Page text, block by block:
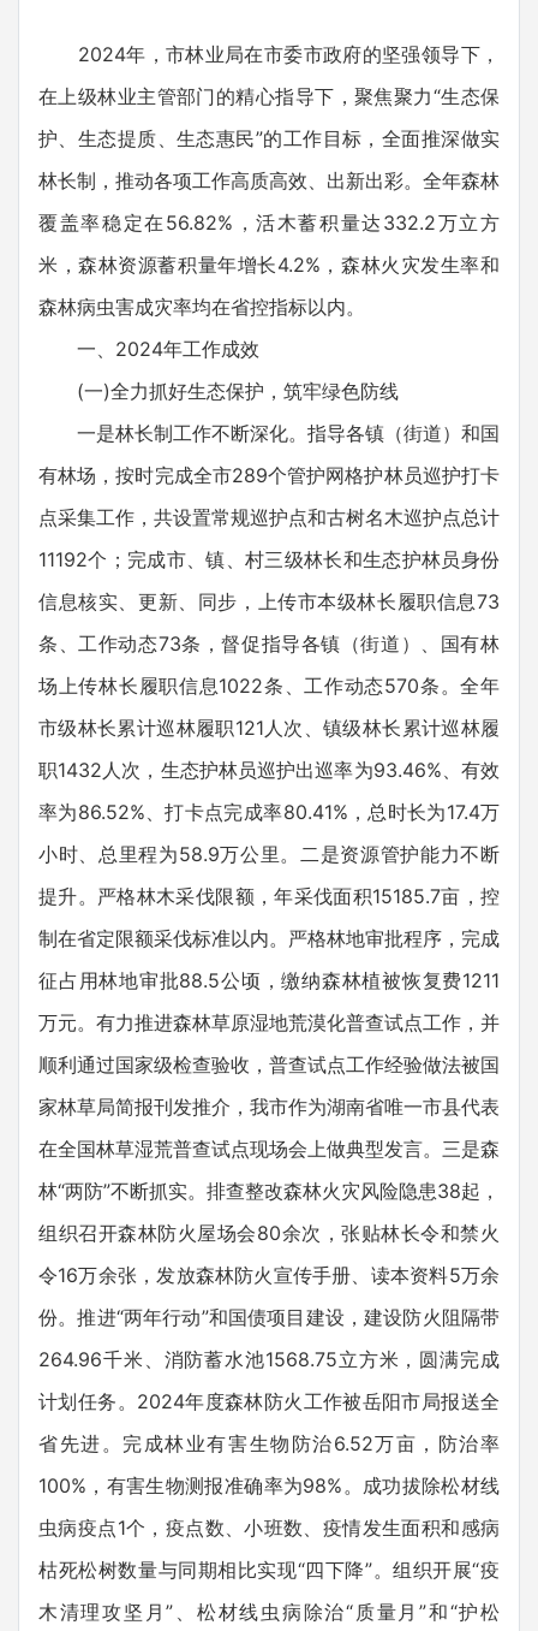
2024年，市林业局在市委市政府的坚强领导下，
在上级林业主管部门的精心指导下，聚焦聚力“生态保
护、生态提质、生态惠民”的工作目标，全面推深做实
林长制，推动各项工作高质高效、出新出彩。全年森林
覆盖率稳定在56.82%，活木蓄积量达332.2万立方
米，森林资源蓄积量年增长4.2%，森林火灾发生率和
森林病虫害成灾率均在省控指标以内。
一、2024年工作成效
(一)全力抓好生态保护，筑牢绿色防线
一是林长制工作不断深化。指导各镇（街道）和国
有林场，按时完成全市289个管护网格护林员巡护打卡
点采集工作，共设置常规巡护点和古树名木巡护点总计
11192个；完成市、镇、村三级林长和生态护林员身份
信息核实、更新、同步，上传市本级林长履职信息73
条、工作动态73条，督促指导各镇（街道）、国有林
场上传林长履职信息1022条、工作动态570条。全年
市级林长累计巡林履职121人次、镇级林长累计巡林履
职1432人次，生态护林员巡护出巡率为93.46%、有效
率为86.52%、打卡点完成率80.41%，总时长为17.4万
小时、总里程为58.9万公里。二是资源管护能力不断
提升。严格林木采伐限额，年采伐面积15185.7亩，控
制在省定限额采伐标准以内。严格林地审批程序，完成
征占用林地审批88.5公顷，缴纳森林植被恢复费1211
万元。有力推进森林草原湿地荒漠化普查试点工作，并
顺利通过国家级检查验收，普查试点工作经验做法被国
家林草局简报刊发推介，我市作为湖南省唯一市县代表
在全国林草湿荒普查试点现场会上做典型发言。三是森
林“两防”不断抓实。排查整改森林火灾风险隐患38起，
组织召开森林防火屋场会80余次，张贴林长令和禁火
令16万余张，发放森林防火宣传手册、读本资料5万余
份。推进“两年行动”和国债项目建设，建设防火阻隔带
264.96千米、消防蓄水池1568.75立方米，圆满完成
计划任务。2024年度森林防火工作被岳阳市局报送全
省先进。完成林业有害生物防治6.52万亩，防治率
100%，有害生物测报准确率为98%。成功拔除松材线
虫病疫点1个，疫点数、小班数、疫情发生面积和感病
枯死松树数量与同期相比实现“四下降”。组织开展“疫
木清理攻坚月”、松材线虫病除治“质量月”和“护松